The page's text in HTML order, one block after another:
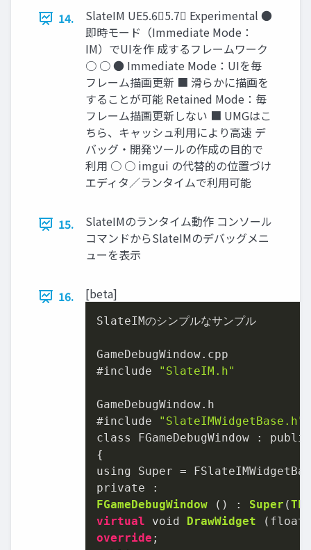
14.
SlateIM UE5.65.7 Experimental ●
即時モード（Immediate Mode：
IM）でUIを作 成するフレームワーク
○ ○ ● Immediate Mode：UIを毎
フレーム描画更新 ■ 滑らかに描画を
することが可能 Retained Mode：毎
フレーム描画更新しない ■ UMGはこ
ちら、キャッシュ利用により高速 デ
バッグ・開発ツールの作成の目的で
利用 ○ ○ imgui の代替的の位置づけ
エディタ／ランタイムで利用可能
15.
SlateIMのランタイム動作 コンソール
コマンドからSlateIMのデバッグメニ
ューを表示
16. [beta]
SlateIMのシンプルなサンプル
GameDebugWindow.cpp
#include
"SlateIM.h"
GameDebugWindow.h
#include
"SlateIMWidgetBase.h"
class FGameDebugWindow :
{
using Super =
FGameDebugWindow () : Super (
virtual void
DrawWidget
override ;